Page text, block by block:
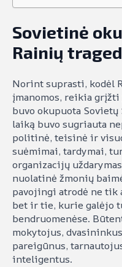
Sovietinė
Rainių
Norint suprasti, kodėl
įmanomos, reikia grįžti
buvo okupuota
laiką buvo sugriauta
politinė, teisinė ir
suėmimai, tardymai,
organizacijų
nuolatinė žmonių
pavojingi atrodė ne
bet ir tie, kurie galėjo
bendruomenėse.
mokytojus,
pareigūnus,
inteligentus.